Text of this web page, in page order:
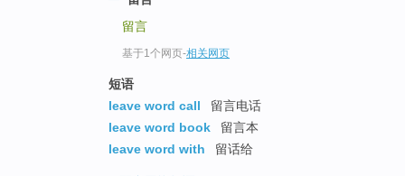
留言
基于1个网页-相关网页
短语
leave word call
留言电话
leave word book
留言本
leave word with
留话给